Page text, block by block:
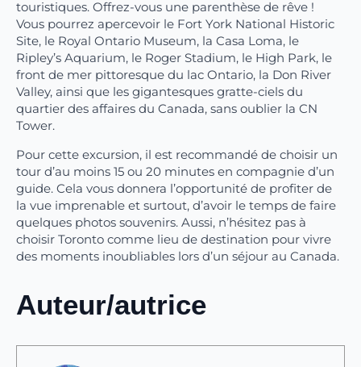
touristiques. Offrez-vous une parenthèse de rêve !
Vous pourrez apercevoir le Fort York National Historic
Site, le Royal Ontario Museum, la Casa Loma, le
Ripley’s Aquarium, le Roger Stadium, le High Park, le
front de mer pittoresque du lac Ontario, la Don River
Valley, ainsi que les gigantesques gratte-ciels du
quartier des affaires du Canada, sans oublier la CN
Tower.
Pour cette excursion, il est recommandé de choisir un
tour d’au moins 15 ou 20 minutes en compagnie d’un
guide. Cela vous donnera l’opportunité de profiter de
la vue imprenable et surtout, d’avoir le temps de faire
quelques photos souvenirs. Aussi, n’hésitez pas à
choisir Toronto comme lieu de destination pour vivre
des moments inoubliables lors d’un séjour au Canada.
Auteur/autrice